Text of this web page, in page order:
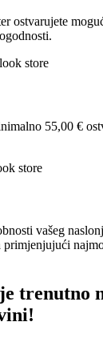
ostvarujete
55,00 €
vašeg
primjenjujući
trenutno